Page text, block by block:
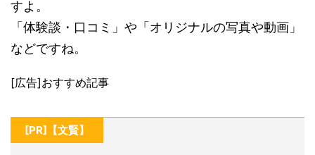
すよ。
「体験談・口コミ」や「オリジナルの写真や動画」
などですね。
[広告]おすすめ記事
[PR]【文賢】